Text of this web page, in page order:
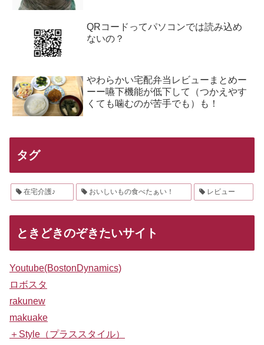
QRコードってパソコンでは読み込め
ないの？
やわらかい宅配弁当レビューまとめー
ーー嚥下機能が低下して（つかえやす
くても噛むのが苦手でも）も！
タグ
在宅介護♪ おいしいもの食べたぁい！ レビュー
ときどきのぞきたいサイト
Youtube(BostonDynamics)
ロボスタ
rakunew
makuake
＋Style（プラススタイル）